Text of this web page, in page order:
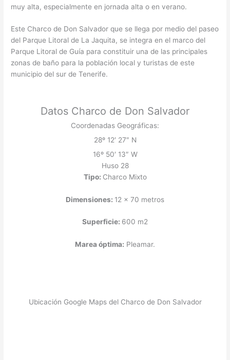
muy alta, especialmente en jornada alta o en verano.
Este Charco de Don Salvador que se llega por medio del paseo
del Parque Litoral de La Jaquita, se integra en el marco del
Parque Litoral de Guía para constituir una de las principales
zonas de baño para la población local y turistas de este
municipio del sur de Tenerife.
Datos Charco de Don Salvador
Coordenadas Geográficas:
28º 12′ 27″ N
16º 50′ 13″ W
Huso 28
Tipo: Charco Mixto
Dimensiones: 12 x 70 metros
Superficie: 600 m2
Marea óptima: Pleamar.
Ubicación Google Maps del Charco de Don Salvador